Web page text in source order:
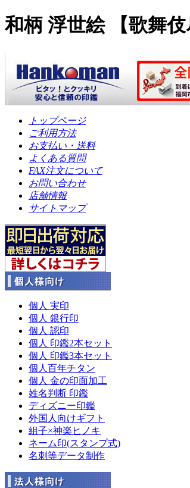
和柄 浮世絵 【歌舞
トップページ
ご利用方法
お支払い・送料
よくある質問
FAX注文について
お問い合わせ
店舗情報
サイトマップ
個人 実印
個人 銀行印
個人 認印
個人 印鑑2本セット
個人 印鑑3本セット
個人百年チタン
個人 金の印面加工
姓名判断 印鑑
ディズニー印鑑
外国人向けギフト
組子×神楽ヒノキ
ネーム印(スタンプ式)
名刺等データ制作